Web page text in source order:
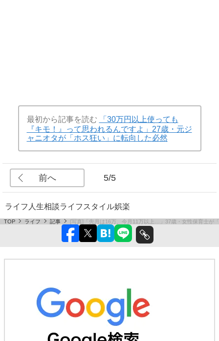
最初から記事を読む
「30万円以上使っても
『キモ！』って思われるんですよ」27歳・元ジ
ャニオタが「ホス狂い」に転向した必然
前へ 5/5
ライフ 人生相談ライフスタイル娯楽
TOP ライフ 記事 [写真]「先月は16万、今月11万以上…」37歳・女性保育士が